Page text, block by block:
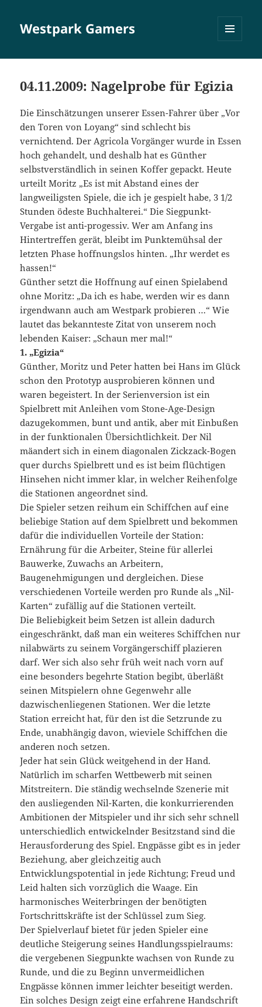
Westpark Gamers
04.11.2009: Nagelprobe für Egizia
Die Einschätzungen unserer Essen-Fahrer über „Vor
den Toren von Loyang“ sind schlecht bis
vernichtend. Der Agricola Vorgänger wurde in Essen
hoch gehandelt, und deshalb hat es Günther
selbstverständlich in seinen Koffer gepackt. Heute
urteilt Moritz „Es ist mit Abstand eines der
langweiligsten Spiele, die ich je gespielt habe, 3 1/2
Stunden ödeste Buchhalterei.“ Die Siegpunkt-
Vergabe ist anti-progessiv. Wer am Anfang ins
Hintertreffen gerät, bleibt im Punktemühsal der
letzten Phase hoffnungslos hinten. „Ihr werdet es
hassen!“
Günther setzt die Hoffnung auf einen Spielabend
ohne Moritz: „Da ich es habe, werden wir es dann
irgendwann auch am Westpark probieren …“ Wie
lautet das bekannteste Zitat von unserem noch
lebenden Kaiser: „Schaun mer mal!“
1. „Egizia“
Günther, Moritz und Peter hatten bei Hans im Glück
schon den Prototyp ausprobieren können und
waren begeistert. In der Serienversion ist ein
Spielbrett mit Anleihen vom Stone-Age-Design
dazugekommen, bunt und antik, aber mit Einbußen
in der funktionalen Übersichtlichkeit. Der Nil
mäandert sich in einem diagonalen Zickzack-Bogen
quer durchs Spielbrett und es ist beim flüchtigen
Hinsehen nicht immer klar, in welcher Reihenfolge
die Stationen angeordnet sind.
Die Spieler setzen reihum ein Schiffchen auf eine
beliebige Station auf dem Spielbrett und bekommen
dafür die individuellen Vorteile der Station:
Ernährung für die Arbeiter, Steine für allerlei
Bauwerke, Zuwachs an Arbeitern,
Baugenehmigungen und dergleichen. Diese
verschiedenen Vorteile werden pro Runde als „Nil-
Karten“ zufällig auf die Stationen verteilt.
Die Beliebigkeit beim Setzen ist allein dadurch
eingeschränkt, daß man ein weiteres Schiffchen nur
nilabwärts zu seinem Vorgängerschiff plazieren
darf. Wer sich also sehr früh weit nach vorn auf
eine besonders begehrte Station begibt, überläßt
seinen Mitspielern ohne Gegenwehr alle
dazwischenliegenen Stationen. Wer die letzte
Station erreicht hat, für den ist die Setzrunde zu
Ende, unabhängig davon, wieviele Schiffchen die
anderen noch setzen.
Jeder hat sein Glück weitgehend in der Hand.
Natürlich im scharfen Wettbewerb mit seinen
Mitstreitern. Die ständig wechselnde Szenerie mit
den ausliegenden Nil-Karten, die konkurrierenden
Ambitionen der Mitspieler und ihr sich sehr schnell
unterschiedlich entwickelnder Besitzstand sind die
Herausforderung des Spiel. Engpässe gibt es in jeder
Beziehung, aber gleichzeitig auch
Entwicklungspotential in jede Richtung; Freud und
Leid halten sich vorzüglich die Waage. Ein
harmonisches Weiterbringen der benötigten
Fortschrittskräfte ist der Schlüssel zum Sieg.
Der Spielverlauf bietet für jeden Spieler eine
deutliche Steigerung seines Handlungsspielraums:
die vergebenen Siegpunkte wachsen von Runde zu
Runde, und die zu Beginn unvermeidlichen
Engpässe können immer leichter beseitigt werden.
Ein solches Design zeigt eine erfahrene Handschrift